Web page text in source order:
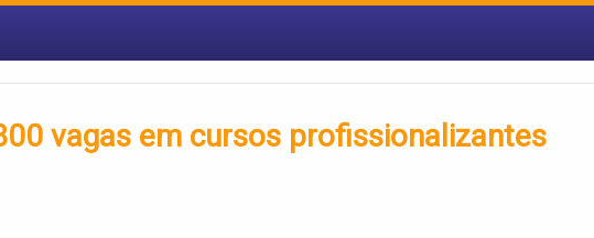
vagas em cursos profissionalizantes